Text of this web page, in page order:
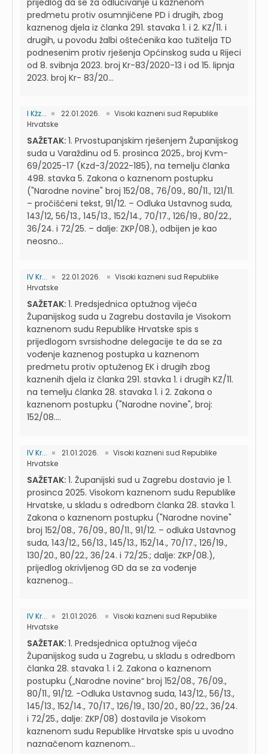
prijedlog da se za odlučivanje u kaznenom
predmetu protiv osumnjičene PD i drugih, zbog
kaznenog djela iz članka 291. stavaka 1. i 2. KZ/11. i
drugih, u povodu žalbi oštećenika kao tužitelja TD
podnesenim protiv rješenja Općinskog suda u Rijeci
od 8. svibnja 2023. broj Kr-83/2020-13 i od 15. lipnja
2023. broj Kr- 83/20...
I Kžz... 22.01.2026.
Visoki kazneni sud Republike
Hrvatske
SAŽETAK: 1. Prvostupanjskim rješenjem Županijskog
suda u Varaždinu od 5. prosinca 2025., broj Kvm-
69/2025-17 (Kzd-3/2022-185), na temelju članka
498. stavka 5. Zakona o kaznenom postupku
("Narodne novine" broj 152/08., 76/09., 80/11., 121/11.
– pročišćeni tekst, 91/12. – Odluka Ustavnog suda,
143/12, 56/13., 145/13., 152/14., 70/17., 126/19., 80/22.,
36/24. i 72/25. – dalje: ZKP/08.), odbijen je kao
neosno...
IV Kr... 22.01.2026.
Visoki kazneni sud Republike
Hrvatske
SAŽETAK: 1. Predsjednica optužnog vijeća
Županijskog suda u Zagrebu dostavila je Visokom
kaznenom sudu Republike Hrvatske spis s
prijedlogom svrsishodne delegacije te da se za
vođenje kaznenog postupka u kaznenom
predmetu protiv optuženog EK i drugih zbog
kaznenih djela iz članka 291. stavka 1. i drugih KZ/11.
na temelju članka 28. stavaka 1. i 2. Zakona o
kaznenom postupku ("Narodne novine", broj:
152/08....
IV Kr... 21.01.2026.
Visoki kazneni sud Republike
Hrvatske
SAŽETAK: 1. Županijski sud u Zagrebu dostavio je 1.
prosinca 2025. Visokom kaznenom sudu Republike
Hrvatske, u skladu s odredbom članka 28. stavka 1.
Zakona o kaznenom postupku ("Narodne novine"
broj 152/08., 76/09., 80/11., 91/12. – odluka Ustavnog
suda, 143/12., 56/13., 145/13., 152/14., 70/17., 126/19.,
130/20., 80/22., 36/24. i 72/25.; dalje: ZKP/08.),
prijedlog okrivljenog GD da se za vođenje
kaznenog...
IV Kr... 21.01.2026.
Visoki kazneni sud Republike
Hrvatske
SAŽETAK: 1. Predsjednica optužnog vijeća
Županijskog suda u Zagrebu, u skladu s odredbom
članka 28. stavaka 1. i 2. Zakona o kaznenom
postupku („Narodne novine“ broj 152/08., 76/09.,
80/11., 91/12. -Odluka Ustavnog suda, 143/12., 56/13.,
145/13., 152/14., 70/17., 126/19., 130/20., 80/22., 36/24.
i 72/25., dalje: ZKP/08) dostavila je Visokom
kaznenom sudu Republike Hrvatske spis u uvodno
naznačenom kaznenom...